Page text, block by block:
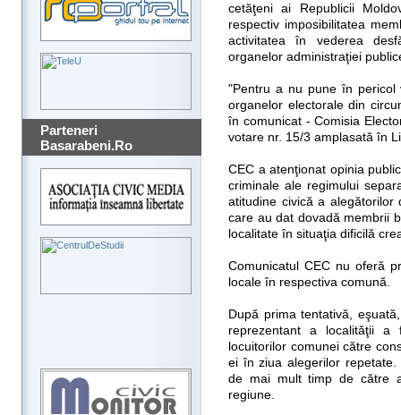
Parteneri
Basarabeni.Ro
cetăţeni ai Republicii
respectiv imposibilitatea
activitatea în vederea
organelor administraţiei
"Pentru a nu pune în pericol
organelor electorale din
în comunicat - Comisia
votare nr. 15/3 amplasată în
CEC a atenţionat opinia
criminale ale regimului
atitudine civică a alegătorilor
care au dat dovadă membrii
localitate în situaţia dificilă
Comunicatul CEC nu oferă
locale în respectiva comună.
După prima tentativă,
reprezentant a localităţii
locuitorilor comunei către
ei în ziua alegerilor repetate.
de mai mult timp de către
regiune.